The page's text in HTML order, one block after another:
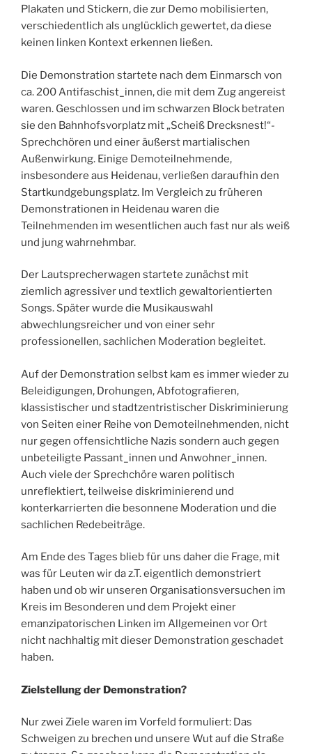
Plakaten und Stickern, die zur Demo mobilisierten,
verschiedentlich als unglücklich gewertet, da diese
keinen linken Kontext erkennen ließen.
Die Demonstration startete nach dem Einmarsch von
ca. 200 Antifaschist_innen, die mit dem Zug angereist
waren. Geschlossen und im schwarzen Block betraten
sie den Bahnhofsvorplatz mit „Scheiß Drecksnest!“-
Sprechchören und einer äußerst martialischen
Außenwirkung. Einige Demoteilnehmende,
insbesondere aus Heidenau, verließen daraufhin den
Startkundgebungsplatz. Im Vergleich zu früheren
Demonstrationen in Heidenau waren die
Teilnehmenden im wesentlichen auch fast nur als weiß
und jung wahrnehmbar.
Der Lautsprecherwagen startete zunächst mit
ziemlich agressiver und textlich gewaltorientierten
Songs. Später wurde die Musikauswahl
abwechlungsreicher und von einer sehr
professionellen, sachlichen Moderation begleitet.
Auf der Demonstration selbst kam es immer wieder zu
Beleidigungen, Drohungen, Abfotografieren,
klassistischer und stadtzentristischer Diskriminierung
von Seiten einer Reihe von Demoteilnehmenden, nicht
nur gegen offensichtliche Nazis sondern auch gegen
unbeteiligte Passant_innen und Anwohner_innen.
Auch viele der Sprechchöre waren politisch
unreflektiert, teilweise diskriminierend und
konterkarrierten die besonnene Moderation und die
sachlichen Redebeiträge.
Am Ende des Tages blieb für uns daher die Frage, mit
was für Leuten wir da z.T. eigentlich demonstriert
haben und ob wir unseren Organisationsversuchen im
Kreis im Besonderen und dem Projekt einer
emanzipatorischen Linken im Allgemeinen vor Ort
nicht nachhaltig mit dieser Demonstration geschadet
haben.
Zielstellung der Demonstration?
Nur zwei Ziele waren im Vorfeld formuliert: Das
Schweigen zu brechen und unsere Wut auf die Straße